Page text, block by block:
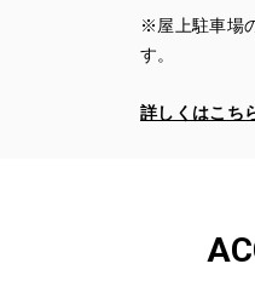
※屋上駐車場
す。
詳しくはこち